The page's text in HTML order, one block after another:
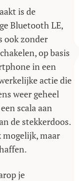
is de
Bluetooth LE,
ook zonder
op basis
in een
actie die
weer geheel
scala aan
de stekkerdoos.
mogelijk, maar
je